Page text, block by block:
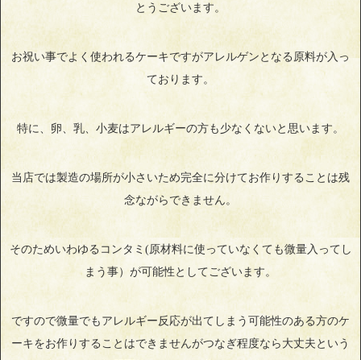
とうございます。
お祝い事でよく使われるケーキですがアレルゲンとなる原料が入っ
ております。
特に、卵、乳、小麦はアレルギーの方も少なくないと思います。
当店では製造の場所が小さいため完全に分けてお作りすることは残
念ながらできません。
そのためいわゆるコンタミ(原材料に使っていなくても微量入ってし
まう事）が可能性としてございます。
ですので微量でもアレルギー反応が出てしまう可能性のある方のケ
ーキをお作りすることはできませんがつなぎ程度なら大丈夫という